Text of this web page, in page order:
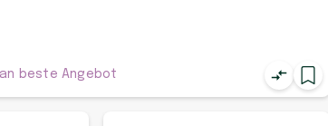
beste Angebot